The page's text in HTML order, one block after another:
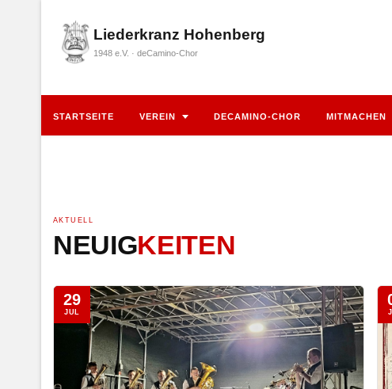
Liederkranz Hohenberg
1948 e.V. · deCamino-Chor
STARTSEITE VEREIN DECAMINO-CHOR MITMACHEN
AKTUELL
NEUIGKEITEN
29
JUL